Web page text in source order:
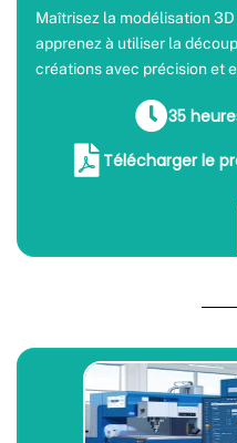
Maîtrisez la modélisation
apprenez à utiliser la
créations avec précision et
35
Télécharger le